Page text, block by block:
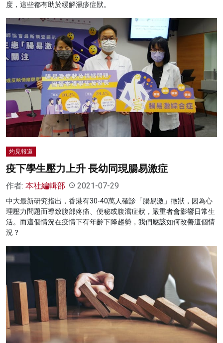
度，這些都有助於緩解濕疹症狀。
灼見報道
疫下學生壓力上升 長幼同現腸易激症
作者: 本社編輯部 2021-07-29
中大最新研究指出，香港有30-40萬人確診「腸易激」徵狀，因為心
理壓力問題而導致腹部疼痛、便秘或腹瀉症狀，嚴重者會影響日常生
活。而這個情況在疫情下有年齡下降趨勢，我們應該如何改善這個情
況？